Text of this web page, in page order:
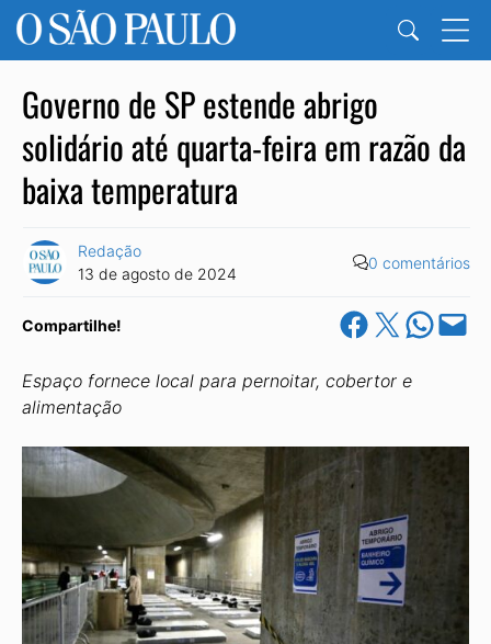
Governo de SP estende abrigo
solidário até quarta-feira em razão da
baixa temperatura
Redação
13 de agosto de 2024
0 comentários
Compartilhe! Share on Facebook
Share on X Share on
Email this
Espaço fornece local para pernoitar, cobertor e
alimentação